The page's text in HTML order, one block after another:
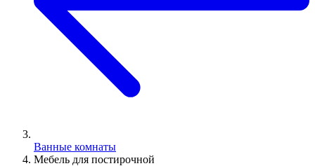
Ванные комнаты
Мебель для постирочной